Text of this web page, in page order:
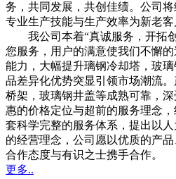
务，共同发展，共创佳绩。公司
专业生产技能与生产效率为新老客
我公司本着“真诚服务，开拓创
您服务，用户的满意使我们不懈
能力，大幅提升璃钢冷却塔，玻
品差异化优势突显引领市场潮流
桥架，玻璃钢井盖等成熟可靠，
惠的价格定位与超前的服务理念
套科学完整的服务体系，提出以
的经营理念，公司愿以优质的产
合作态度与有识之士携手合作。
更多..